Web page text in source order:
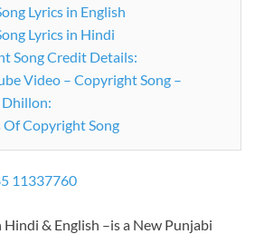
Lyrics in English
Lyrics in Hindi
Song Credit Details:
Video – Copyright Song –
Dhillon:
Of Copyright Song
Hindi & English –is a New Punjabi